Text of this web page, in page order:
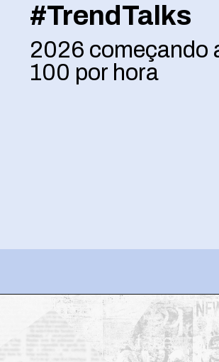
#TrendTalks
2026 começando
100 por hora
Opening